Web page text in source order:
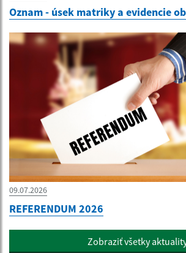
Oznam - úsek matriky a evidencie
09.07.2026
REFERENDUM 2026
Zobraziť všetky